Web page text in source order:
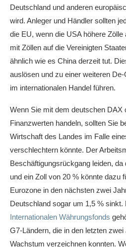
Deutschland und anderen
wird. Anleger und Händler sollten
die EU, wenn die USA höhere
mit Zöllen auf die Vereinigten
ähnlich wie es China derzeit tut.
auslösen und zu einer weiteren
im internationalen Handel führen.
Wenn Sie mit dem deutschen DAX
Finanzwerten handeln, sollten Sie
Wirtschaft des Landes im Falle
verschlechtern könnte. Der
Beschäftigungsrückgang leiden,
und ein Zoll von 20 % könnte dazu
Eurozone in den nächsten zwei
Deutschland sogar um 1,5 % sinkt.
Internationalen Währungsfonds
G7-Ländern, die in den letzten
Wachstum verzeichnen konnten.